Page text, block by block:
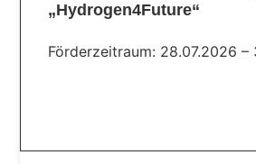
„Hydrogen4Future“
Förderzeitraum: 28.07.2026 –